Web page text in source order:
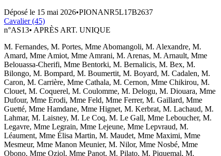
Déposé le 15 mai 2026•PIONANR5L17B2637
Cavalier (45)
n°AS13• APRÈS ART. UNIQUE
M. Fernandes, M. Portes, Mme Abomangoli, M. Alexandre, M.
Amard, Mme Amiot, Mme Amrani, M. Arenas, M. Arnault, Mme
Belouassa-Cherifi, Mme Bentorki, M. Bernalicis, M. Bex, M.
Bilongo, M. Bompard, M. Boumertit, M. Boyard, M. Cadalen, M.
Caron, M. Carrière, Mme Cathala, M. Cernon, Mme Chikirou, M.
Clouet, M. Coquerel, M. Coulomme, M. Delogu, M. Diouara, Mme
Dufour, Mme Erodi, Mme Feld, Mme Ferrer, M. Gaillard, Mme
Guetté, Mme Hamdane, Mme Hignet, M. Kerbrat, M. Lachaud, M.
Lahmar, M. Laisney, M. Le Coq, M. Le Gall, Mme Leboucher, M.
Legavre, Mme Legrain, Mme Lejeune, Mme Lepvraud, M.
Léaument, Mme Élisa Martin, M. Maudet, Mme Maximi, Mme
Mesmeur, Mme Manon Meunier, M. Nilor, Mme Nosbé, Mme
Obono, Mme Oziol, Mme Panot, M. Pilato, M. Piquemal, M.